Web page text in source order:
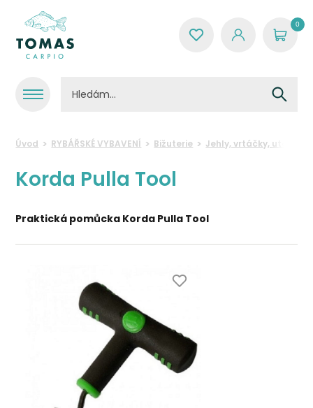
0
Úvod RYBÁŘSKÉ VYBAVENÍ Bižuterie Jehly, vrtáčky,
Korda Pulla Tool
Praktická pomůcka Korda Pulla Tool